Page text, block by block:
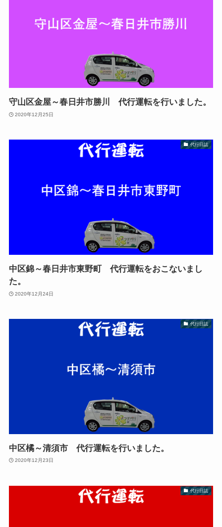
守山区金屋～春日井市勝川 代行運転を行いました。
2020年12月25日
代行日誌
中区錦～春日井市東野町 代行運転をおこないまし
た。
2020年12月24日
代行日誌
中区橘～清須市 代行運転を行いました。
2020年12月23日
代行日誌